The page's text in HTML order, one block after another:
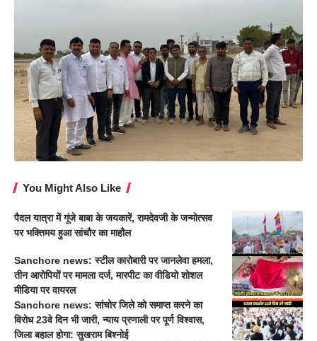
You Might Also Like
पैदल यात्रा में गूंजे बाबा के जयकारें, रामदेवजी के जन्मोत्सव
पर भक्तिमय हुआ सांचौर का माहौल
Sanchore news: स्टील कारोबारी पर जानलेवा हमला,
तीन आरोपियों पर मामला दर्ज, मारपीट का वीडियो शोशल
मीडिया पर वायरल
Sanchore news: सांचोर जिले को समाप्त करने का
विरोध 23वे दिन भी जारी, न्याय प्रणाली पर पूर्ण विश्वास,
जिला बहाल होगा: सुखराम बिश्नोई